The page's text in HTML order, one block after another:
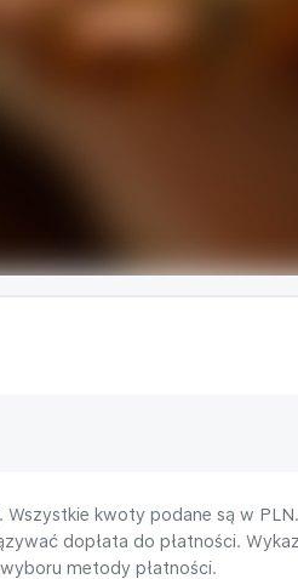
kwoty podane są w
dopłata do płatności.
metody płatności.